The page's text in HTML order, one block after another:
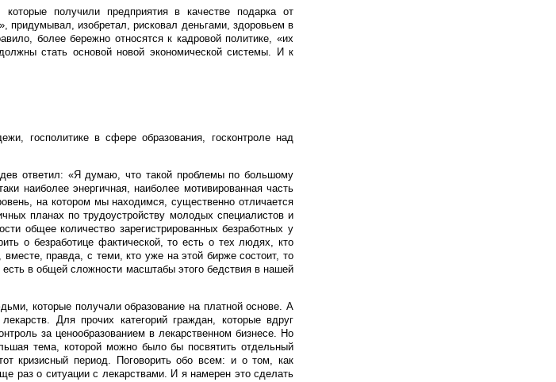
получили предприятия в качестве подарка от
придумывал, изобретал, рисковал деньгами, здоровьем в
более бережно относятся к кадровой политике, «их
стать основой новой экономической системы. И к
госполитике в сфере образования, госконтроле над
ответил: «Я думаю, что такой проблемы по большому
наиболее энергичная, наиболее мотивированная часть
на котором мы находимся, существенно отличается
планах по трудоустройству молодых специалистов и
общее количество зарегистрированных безработных у
о безработице фактической, то есть о тех людях, кто
правда, с теми, кто уже на этой бирже состоит, то
в общей сложности масштабы этого бедствия в нашей
которые получали образование на платной основе. А
Для прочих категорий граждан, которые вдруг
за ценообразованием в лекарственном бизнесе. Но
тема, которой можно было бы посвятить отдельный
кризисный период. Поговорить обо всем: и о том, как
раз о ситуации с лекарствами. И я намерен это сделать